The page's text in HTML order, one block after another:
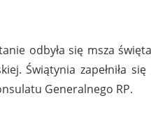
odbyła się msza
Świątynia zapełniła
Generalnego RP.